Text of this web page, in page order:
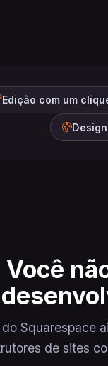
Edição com um
Você
Squarespace
de sites